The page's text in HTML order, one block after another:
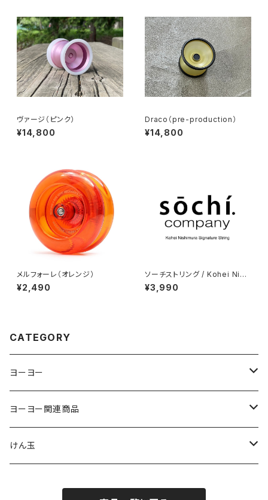
ヴァージ（ピンク）
¥14,800
Draco（pre-production）
¥14,800
メルフォーレ（オレンジ）
¥2,490
ソーチストリング / Kohei Nish
imura シグネチャーストリング
× 100
¥3,990
CATEGORY
ヨーヨー
ジャパンテクノロジー
サムシング
ヨーヨー関連商品
ストリング
けん玉